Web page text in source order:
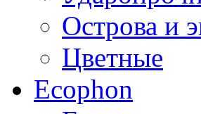
Острова и
Цветные
Ecophon